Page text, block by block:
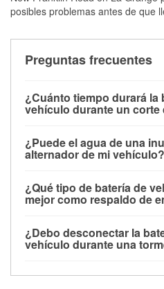
posibles problemas antes de que
Preguntas frecuentes
¿Cuánto tiempo durará la
vehículo durante un corte
alimentar pequeños
limitado, pero el uso
contar con un equipo de
cortes prolongados.
¿Puede el agua de una
alternador de mi vehículo?
parte baja del
dañarse si se sumergen, lo
días después de la
¿Qué tipo de batería de
mejor como respaldo de
para aplicaciones de ciclo
selladas, resistentes a las
¿Debo desconectar la
vehículo durante una